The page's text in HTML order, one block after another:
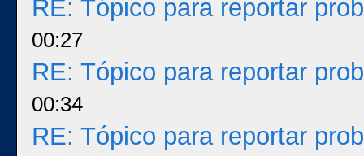
RE: Tópico para reportar
00:27
RE: Tópico para reportar
00:34
RE: Tópico para reportar